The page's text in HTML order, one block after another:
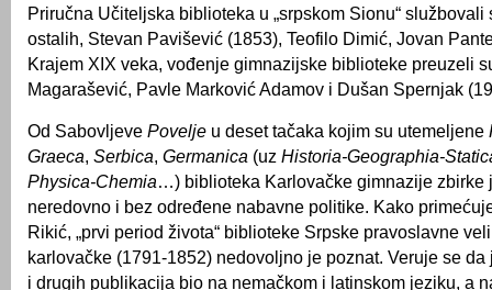
Priručna Učiteljska biblioteka u „srpskom Sionu“ službovali
ostalih, Stevan Pavišević (1853), Teofilo Dimić, Jovan
Krajem XIX veka, vođenje gimnazijske biblioteke preuzeli
Magarašević, Pavle Marković Adamov i Dušan Spernjak
Od Sabovljeve Povelje u deset tačaka kojim su utemeljene
Graeca, Serbica, Germanica (uz Historia-Geographia-
Physica-Chemia…) biblioteka Karlovačke gimnazije zbirke
neredovno i bez određene nabavne politike. Kako
Rikić, „prvi period života“ biblioteke Srpske pravoslavne
karlovačke (1791-1852) nedovoljno je poznat. Veruje se
i drugih publikacija bio na nemačkom i latinskom jeziku, a